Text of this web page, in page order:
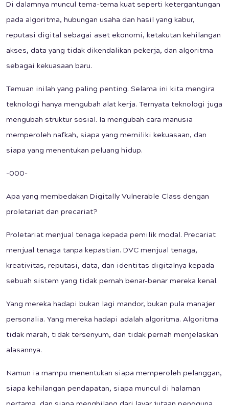
Di dalamnya muncul tema-tema kuat seperti ketergantungan
pada algoritma, hubungan usaha dan hasil yang kabur,
reputasi digital sebagai aset ekonomi, ketakutan kehilangan
akses, data yang tidak dikendalikan pekerja, dan algoritma
sebagai kekuasaan baru.
Temuan inilah yang paling penting. Selama ini kita mengira
teknologi hanya mengubah alat kerja. Ternyata teknologi juga
mengubah struktur sosial. Ia mengubah cara manusia
memperoleh nafkah, siapa yang memiliki kekuasaan, dan
siapa yang menentukan peluang hidup.
-000-
Apa yang membedakan Digitally Vulnerable Class dengan
proletariat dan precariat?
Proletariat menjual tenaga kepada pemilik modal. Precariat
menjual tenaga tanpa kepastian. DVC menjual tenaga,
kreativitas, reputasi, data, dan identitas digitalnya kepada
sebuah sistem yang tidak pernah benar-benar mereka kenal.
Yang mereka hadapi bukan lagi mandor, bukan pula manajer
personalia. Yang mereka hadapi adalah algoritma. Algoritma
tidak marah, tidak tersenyum, dan tidak pernah menjelaskan
alasannya.
Namun ia mampu menentukan siapa memperoleh pelanggan,
siapa kehilangan pendapatan, siapa muncul di halaman